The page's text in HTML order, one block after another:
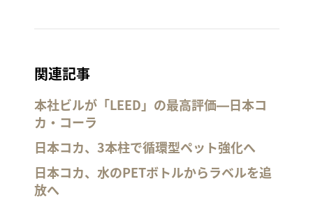
関連記事
本社ビルが「LEED」の最高評価―日本コ
カ・コーラ
日本コカ、3本柱で循環型ペット強化へ
日本コカ、水のPETボトルからラベルを追
放へ